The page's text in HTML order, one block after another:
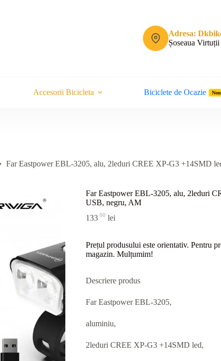
Adresa:
Șoseaua
Accesorii Bicicleta Biciclete de Ocazie Nou
Far Eastpower EBL-3205, alu, 2leduri CREE XP-G3 +14SMD
Far Eastpower EBL-3205, alu, 2leduri
USB, negru, AM
133 00 lei
Prețul produsului este orientativ. Pentru
magazin. Mulțumim!
Descriere produs
Far Eastpower EBL-3205,
aluminiu,
2leduri CREE XP-G3 +14SMD led,